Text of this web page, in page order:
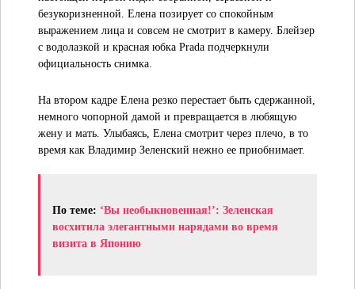
безукоризненной. Елена позирует со спокойным
выражением лица и совсем не смотрит в камеру. Блейзер
с водолазкой и красная юбка Prada подчеркнули
официальность снимка.
На втором кадре Елена резко перестает быть сдержанной,
немного чопорной дамой и превращается в любящую
жену и мать. Улыбаясь, Елена смотрит через плечо, в то
время как Владимир Зеленский нежно ее приобнимает.
По теме: ‘Вы необыкновенная!’: Зеленская
восхитила элегантными нарядами во время
визита в Японию